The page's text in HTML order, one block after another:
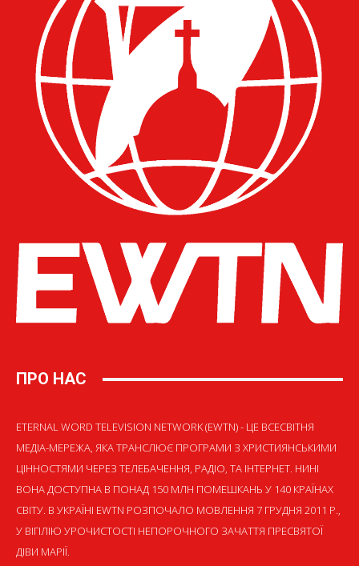
ПРО НАС
ETERNAL WORD TELEVISION NETWORK (EWTN) - ЦЕ ВСЕСВІТНЯ
МЕДІА-МЕРЕЖА, ЯКА ТРАНСЛЮЄ ПРОГРАМИ З ХРИСТИЯНСЬКИМИ
ЦІННОСТЯМИ ЧЕРЕЗ ТЕЛЕБАЧЕННЯ, РАДІО, ТА ІНТЕРНЕТ. НИНІ
ВОНА ДОСТУПНА В ПОНАД 150 МЛН ПОМЕШКАНЬ У 140 КРАЇНАХ
СВІТУ. В УКРАЇНІ EWTN РОЗПОЧАЛО МОВЛЕННЯ 7 ГРУДНЯ 2011 Р.,
У ВІГІЛІЮ УРОЧИСТОСТІ НЕПОРОЧНОГО ЗАЧАТТЯ ПРЕСВЯТОЇ
ДІВИ МАРІЇ.